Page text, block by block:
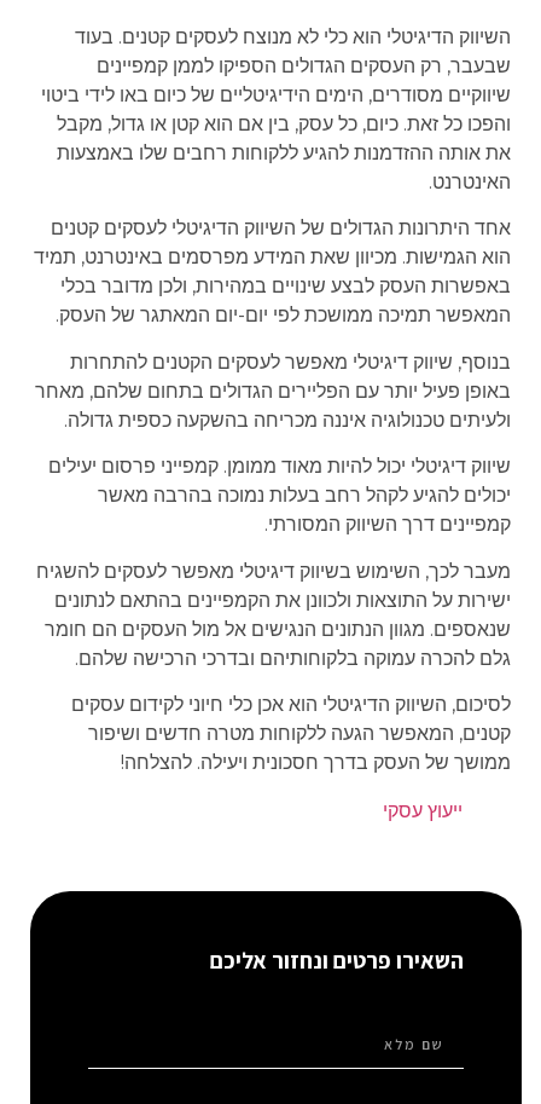
השיווק הדיגיטלי הוא כלי לא מנוצח לעסקים קטנים. בעוד
שבעבר, רק העסקים הגדולים הספיקו לממן קמפיינים
שיווקיים מסודרים, הימים הידיגיטליים של כיום באו לידי ביטוי
והפכו כל זאת. כיום, כל עסק, בין אם הוא קטן או גדול, מקבל
את אותה ההזדמנות להגיע ללקוחות רחבים שלו באמצעות
האינטרנט.
אחד היתרונות הגדולים של השיווק הדיגיטלי לעסקים קטנים
הוא הגמישות. מכיוון שאת המידע מפרסמים באינטרנט, תמיד
באפשרות העסק לבצע שינויים במהירות, ולכן מדובר בכלי
המאפשר תמיכה ממושכת לפי יום-יום המאתגר של העסק.
בנוסף, שיווק דיגיטלי מאפשר לעסקים הקטנים להתחרות
באופן פעיל יותר עם הפליירים הגדולים בתחום שלהם, מאחר
ולעיתים טכנולוגיה איננה מכריחה בהשקעה כספית גדולה.
שיווק דיגיטלי יכול להיות מאוד ממומן. קמפייני פרסום יעילים
יכולים להגיע לקהל רחב בעלות נמוכה בהרבה מאשר
קמפיינים דרך השיווק המסורתי.
מעבר לכך, השימוש בשיווק דיגיטלי מאפשר לעסקים להשגיח
ישירות על התוצאות ולכוונן את הקמפיינים בהתאם לנתונים
שנאספים. מגוון הנתונים הנגישים אל מול העסקים הם חומר
גלם להכרה עמוקה בלקוחותיהם ובדרכי הרכישה שלהם.
לסיכום, השיווק הדיגיטלי הוא אכן כלי חיוני לקידום עסקים
קטנים, המאפשר הגעה ללקוחות מטרה חדשים ושיפור
ממושך של העסק בדרך חסכונית ויעילה. להצלחה!
ייעוץ עסקי
השאירו פרטים ונחזור אליכם